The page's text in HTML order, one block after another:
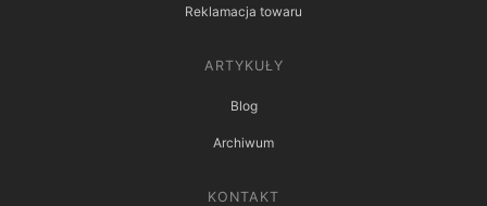
Reklamacja towaru
ARTYKUŁY
Blog
Archiwum
KONTAKT